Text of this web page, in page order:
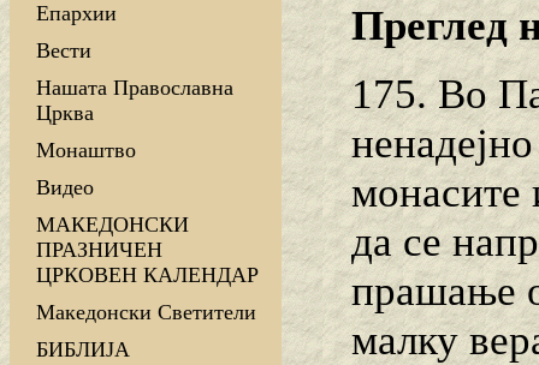
Епархии
Вести
Нашата Православна
Црква
Монаштво
Видео
МАКЕДОНСКИ
ПРАЗНИЧЕН
ЦРКОВЕН КАЛЕНДАР
Македонски Светители
БИБЛИЈА
Преглед
175. Во
монасите
да се
прашање
малку